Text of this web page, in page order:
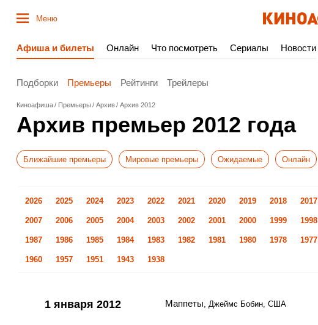
Меню
Афиша и билеты Онлайн Что посмотреть Сериалы Новости
Подборки Премьеры Рейтинги Трейлеры
Киноафиша Премьеры Архив Архив 2012
Архив премьер 2012 года
Ближайшие премьеры Мировые премьеры Ожидаемые Онлайн
2026 2025 2024 2023 2022 2021 2020 2019 2018 2017
2007 2006 2005 2004 2003 2002 2001 2000 1999 1998
1987 1986 1985 1984 1983 1982 1981 1980 1978 1977
1960 1957 1951 1943 1938
1 января 2012 Маппеты, Джеймс Бобин, США